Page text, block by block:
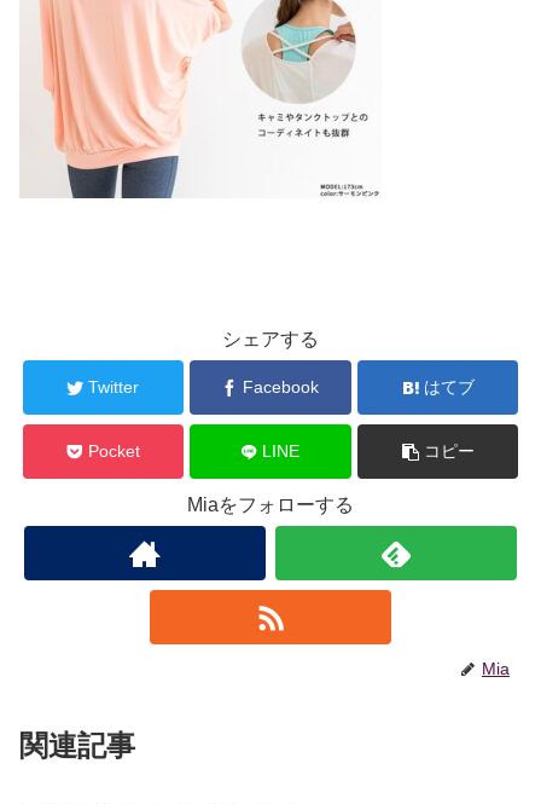
シェアする
Twitter Facebook はてブ
Pocket LINE コピー
Miaをフォローする
Mia
関連記事